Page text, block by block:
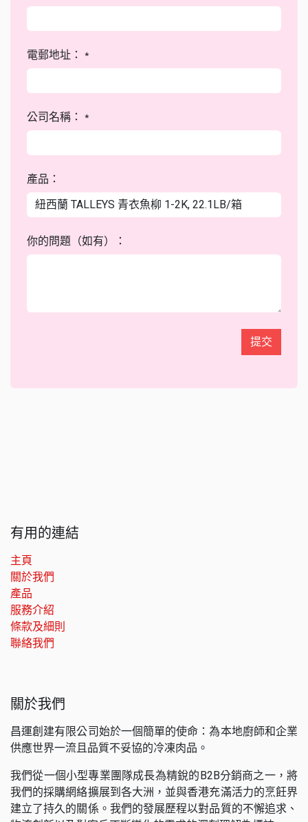
電郵地址： *
公司名稱： *
產品：
你的問題（如有）：
提交
有用的連結
主頁
關於我們
產品
服務介紹
條款及細則
聯絡我們
關於我們
昌運創建有限公司始於一個簡單的使命：為本地廚師和企業
供應世界一流且品質不妥協的冷凍肉品。
我們從一個小型專業團隊成長為精銳的B2B分銷商之一，將
我們的採購網絡擴展到各大洲，並與香港充滿活力的烹飪界
建立了持久的關係。我們的發展歷程以對品質的不懈追求、